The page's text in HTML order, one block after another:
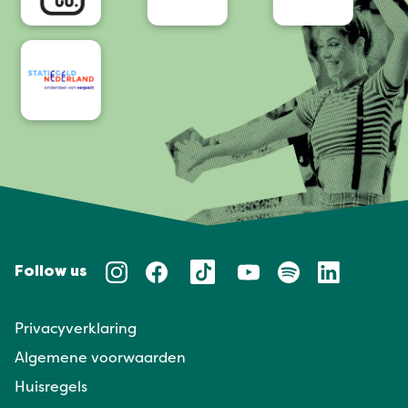
Follow us
Privacyverklaring
Algemene voorwaarden
Huisregels